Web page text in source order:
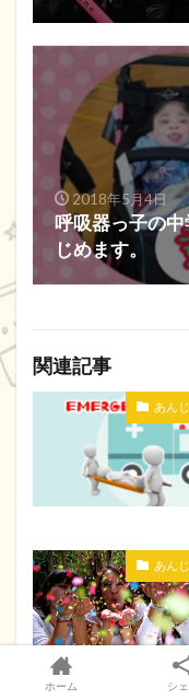
2018年5月4日
呼吸器っ子の
じめます。
関連記事
あん
あん
ホーム シ